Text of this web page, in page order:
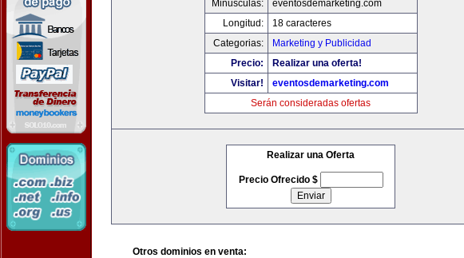
Minusculas:
eventosdemarketing.com
Longitud:
18 caracteres
Categorias:
Marketing y Publicidad
Precio:
Realizar una oferta!
Visitar!
eventosdemarketing.com
Serán consideradas ofertas
Realizar una Oferta
Precio Ofrecido $
Otros dominios en venta: